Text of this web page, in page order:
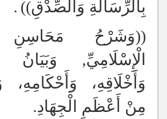
بِالرِّسَالَةِ وَالصِّدْقِ)) .
((وَشَرْحُ مَحَاسِنِ
الْإِسْلَامِيِّ, وَبَيَانُ
وَأَخْلَاقِهِ، وَأَحْكَامِهِ،
مِنْ أَعْظَمِ الْجِهَادِ.